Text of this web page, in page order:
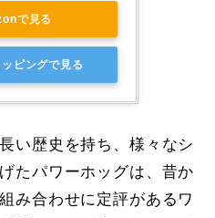
で見る
ピングで見る
い歴史を持ち、様々なシ
たパワーホッグは、昔か
み合わせに定評があるワ